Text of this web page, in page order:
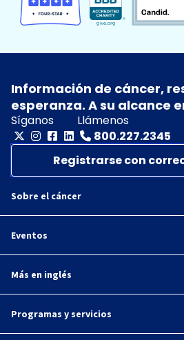
Información de cáncer,
esperanza. A su alcance
Síganos
Llámenos
800.227.2345
Registrarse con
Sobre el cáncer
Eventos
Más en inglés
Programas y servicios